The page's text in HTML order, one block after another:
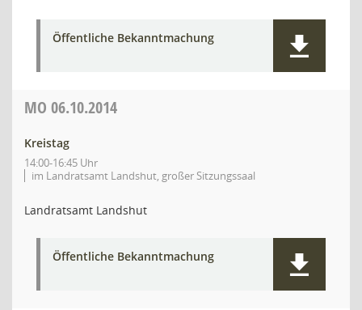
Öffentliche Bekanntmachung
MO 06.10.2014
Kreistag
14:00-16:45 Uhr
im Landratsamt Landshut, großer Sitzungssaal
Landratsamt Landshut
Öffentliche Bekanntmachung